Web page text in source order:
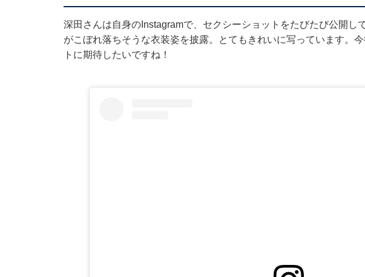
深田さんは自身のInstagramで、セクシーショットをたびたび公開し
がこぼれ落ちそうな衣装姿を披露。とてもきれいに写っています。
トに期待したいですね！